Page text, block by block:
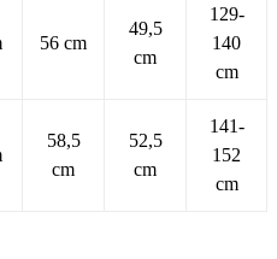
56 cm
49,5
cm
129-
140
cm
58,5
cm
52,5
cm
141-
152
cm